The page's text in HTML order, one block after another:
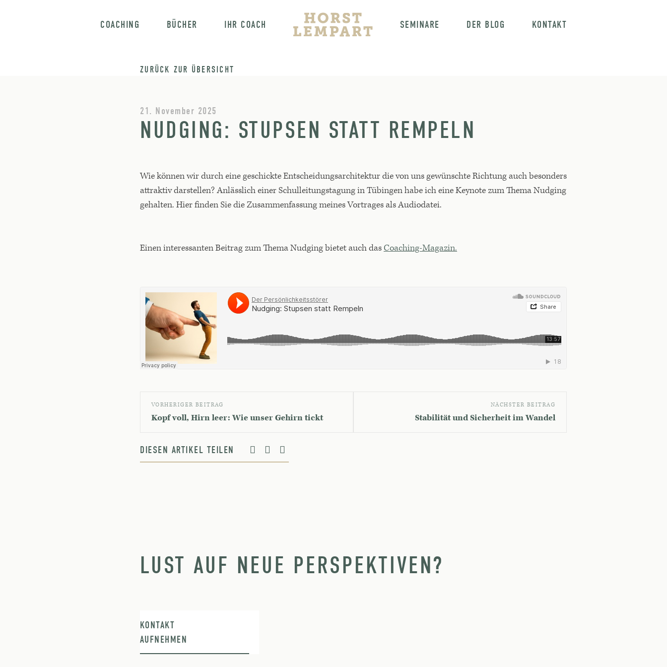
COACHING BÜCHER IHR COACH SEMINARE DER BLOG KONTAKT
ZURÜCK ZUR ÜBERSICHT
21. November 2025
NUDGING: STUPSEN STATT REMPELN
Wie können wir durch eine geschickte Entscheidungsarchitektur die von uns gewünschte Richtung auch besonders
attraktiv darstellen? Anlässlich einer Schulleitungstagung in Tübingen habe ich eine Keynote zum Thema Nudging
gehalten. Hier finden Sie die Zusammenfassung meines Vortrages als Audiodatei.
Einen interessanten Beitrag zum Thema Nudging bietet auch das Coaching-Magazin.
VORHERIGER BEITRAG
Kopf voll, Hirn leer: Wie unser Gehirn tickt
NÄCHSTER BEITRAG
Stabilität und Sicherheit im Wandel
DIESEN ARTIKEL TEILEN
LUST AUF NEUE PERSPEKTIVEN?
KONTAKT
AUFNEHMEN